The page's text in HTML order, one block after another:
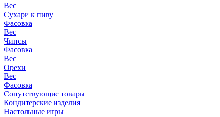
Вес
Сухари к пиву
Фасовка
Вес
Чипсы
Фасовка
Вес
Орехи
Вес
Фасовка
Сопутствующие товары
Кондитерские изделия
Настольные игры